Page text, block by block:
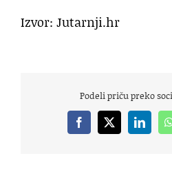
Izvor: Jutarnji.hr
Podeli priču preko
Facebook
X